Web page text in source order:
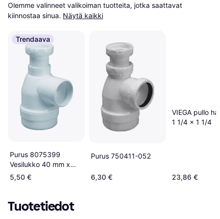
Olemme valinneet valikoiman tuotteita, jotka saattavat
kiinnostaa sinua. Näytä kaikki
Trendaava
Purus 8075399
Vesilukko 40 mm x
G32, pistoliitin
5,50 €
Purus 750411-052
6,30 €
VIEGA pullo
1 1/4 x 1 1/4
23,86 €
Tuotetiedot